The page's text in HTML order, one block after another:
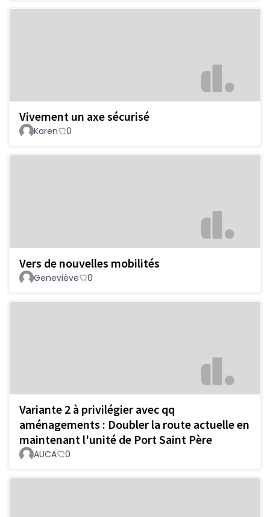
Vivement un axe sécurisé
Karen 0
Vers de nouvelles mobilités
Geneviève 0
Variante 2 à privilégier avec qq
aménagements : Doubler la route actuelle en
maintenant l'unité de Port Saint Père
AUCA 0